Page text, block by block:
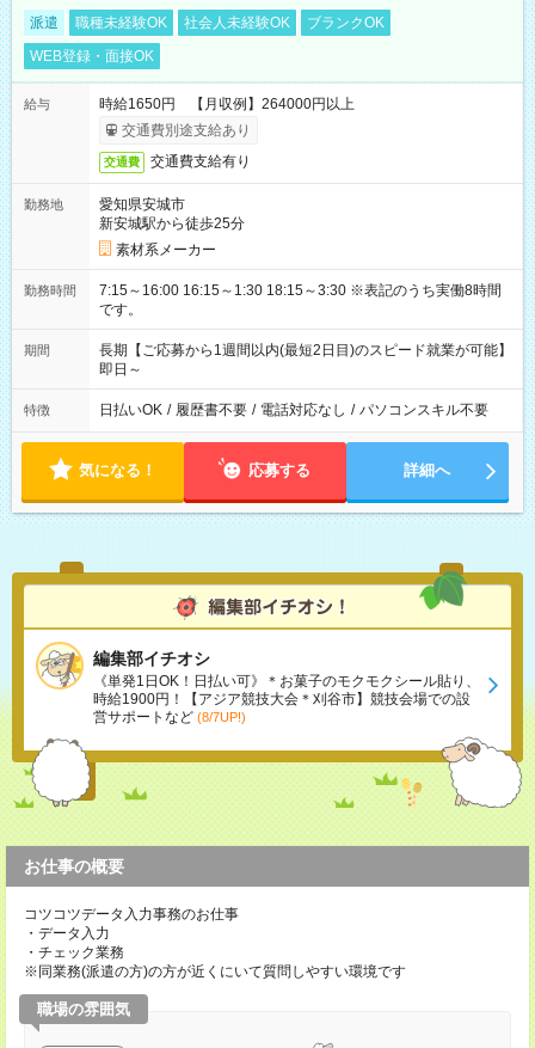
派遣 職種未経験OK 社会人未経験OK
ブランクOK
WEB登録・面接OK
給与
時給1650円 【月収例】264000円以上
交通費別途支給あり
交通費 交通費支給有り
勤務地
愛知県安城市
新安城駅から徒歩25分
素材系メーカー
勤務時間
7:15～16:00 16:15～1:30 18:15～3:30 ※表記のうち実働8時間
です。
期間
長期【ご応募から1週間以内(最短2日目)のスピード就業が可能】
即日～
特徴 日払いOK / 履歴書不要 / 電話対応なし / パソコンスキル不要
気になる！ 応募する 詳細へ
編集部イチオシ
《単発1日OK！日払い可》＊お菓子のモクモクシール貼り、
時給1900円！【アジア競技大会＊刈谷市】競技会場での設
営サポートなど (8/7UP!)
お仕事の概要
コツコツデータ入力事務のお仕事
・データ入力
・チェック業務
※同業務(派遣の方)の方が近くにいて質問しやすい環境です
職場の雰囲気